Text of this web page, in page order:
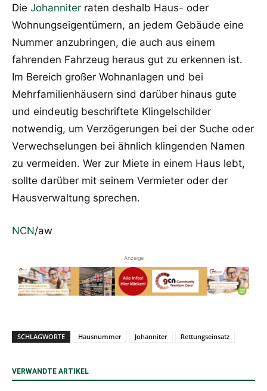
Die Johanniter raten deshalb Haus- oder
Wohnungseigentümern, an jedem Gebäude eine
Nummer anzubringen, die auch aus einem
fahrenden Fahrzeug heraus gut zu erkennen ist.
Im Bereich großer Wohnanlagen und bei
Mehrfamilienhäusern sind darüber hinaus gute
und eindeutig beschriftete Klingelschilder
notwendig, um Verzögerungen bei der Suche oder
Verwechselungen bei ähnlich klingenden Namen
zu vermeiden. Wer zur Miete in einem Haus lebt,
sollte darüber mit seinem Vermieter oder der
Hausverwaltung sprechen.
NCN/aw
Anzeige
SCHLAGWORTE Hausnummer Johanniter Rettungseinsatz
VERWANDTE ARTIKEL